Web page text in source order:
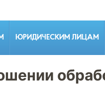
ЮРИДИЧЕСКИМ ЛИЦАМ